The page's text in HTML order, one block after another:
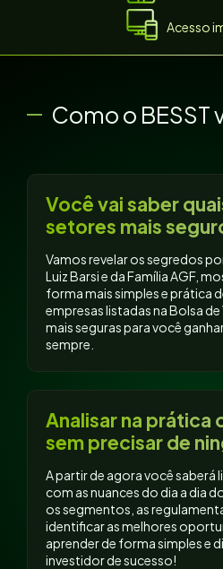
Acesso
Como o BESST
Você vai saber
setores mais
Vamos revelar os segredos
Luiz Barsi e da Família AGF,
forma mais simples e prática
empresas listadas na Bolsa
mais seguras para você
sempre.
Analisar na prática
sem precisar de
A partir de agora você saberá
com as nuances do dia a dia
os segmentos, as
identificar as melhores
aprender de forma simples e
investidor de sucesso!